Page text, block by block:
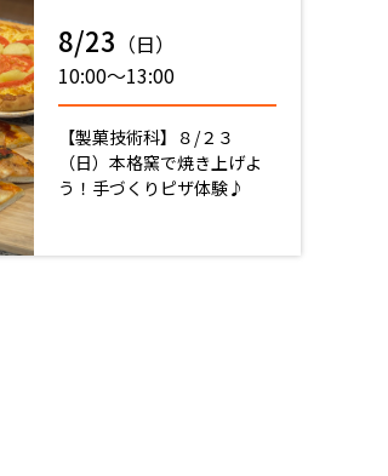
8/23 （日）
10:00〜13:00
【製菓技術科】８/２３
（日）本格窯で焼き上げよ
う！手づくりピザ体験♪